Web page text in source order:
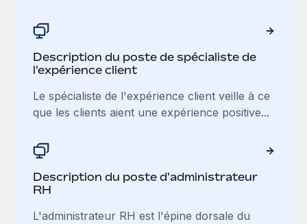
Description du poste de spécialiste de
l'expérience client
Le spécialiste de l'expérience client veille à ce
que les clients aient une expérience positive...
Description du poste d'administrateur
RH
L'administrateur RH est l'épine dorsale du